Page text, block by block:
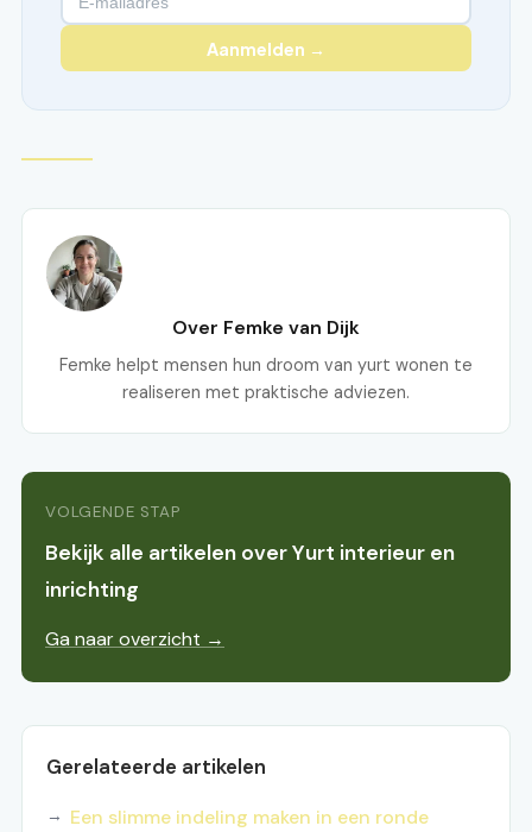
Aanmelden →
Over Femke van Dijk
Femke helpt mensen hun droom van yurt wonen te
realiseren met praktische adviezen.
VOLGENDE STAP
Bekijk alle artikelen over Yurt interieur en
inrichting
Ga naar overzicht →
Gerelateerde artikelen
Een slimme indeling maken in een ronde